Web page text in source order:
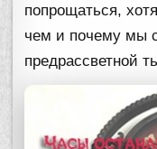
попрощаться,
чем и почему мы
предрассветной